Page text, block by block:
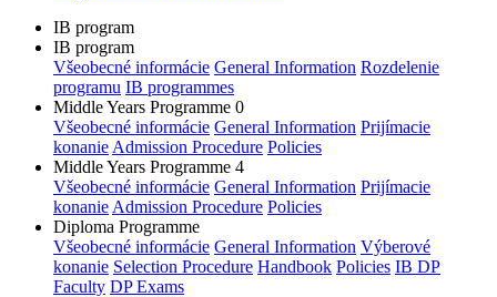
IB program
IB program
Všeobecné informácie General Information Rozdelenie
programu IB programmes
Middle Years Programme 0
Všeobecné informácie General Information Prijímacie
konanie Admission Procedure Policies
Middle Years Programme 4
Všeobecné informácie General Information Prijímacie
konanie Admission Procedure Policies
Diploma Programme
Všeobecné informácie General Information Výberové
konanie Selection Procedure Handbook Policies IB DP
Faculty DP Exams